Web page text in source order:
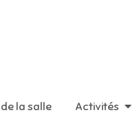
la salle Activités